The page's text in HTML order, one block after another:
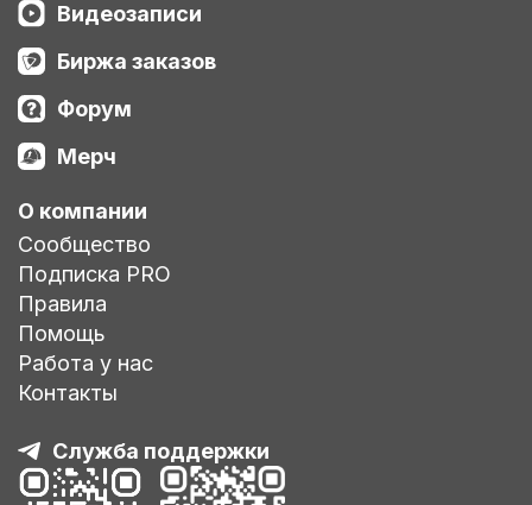
Видеозаписи
Биржа заказов
Форум
Мерч
О компании
Сообщество
Подписка PRO
Правила
Помощь
Работа у нас
Контакты
Служба поддержки